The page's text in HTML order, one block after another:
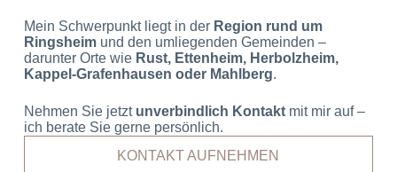
Mein Schwerpunkt liegt in der Region rund um
Ringsheimund den umliegenden Gemeinden –
darunter Orte wie Rust, Ettenheim, Herbolzheim,
Kappel-Grafenhausen oder Mahlberg.
Nehmen Sie jetzt unverbindlich Kontaktmit mir auf –
ich berate Sie gerne persönlich.
KONTAKT AUFNEHMEN